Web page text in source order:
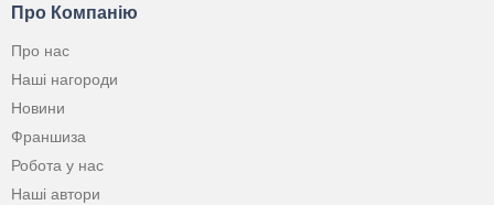
Про Компанію
Про нас
Наші нагороди
Новини
Франшиза
Робота у нас
Наші автори